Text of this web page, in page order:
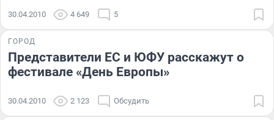
30.04.2010 4 649 5
ГОРОД
Представители ЕС и ЮФУ расскажут о
фестивале «День Европы»
30.04.2010 2 123 Обсудить